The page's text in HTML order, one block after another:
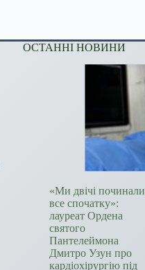
ОСТАННІ НОВИНИ
«Ми двічі починали
все спочатку»:
лауреат Ордена
святого
Пантелеймона
Дмитро Узун про
кардіохірургію під